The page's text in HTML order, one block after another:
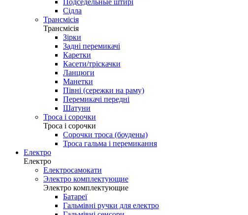
Сідла
Трансмісія
Трансмісія
Зірки
Задні перемикачі
Каретки
Касети/тріскачки
Ланцюги
Манетки
Півні (сережки на раму)
Перемикачі передні
Шатуни
Троса і сорочки
Троса і сорочки
Сорочки троса (боудены)
Троса гальма і перемикання
Електро
Електро
Електросамокати
Электро комплектующие
Электро комплектующие
Батареї
Гальмівні ручки для електро